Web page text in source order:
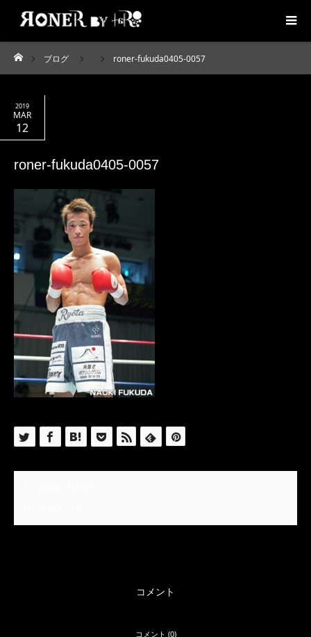
ホーム
ブログ roner-fukuda0405-0057
2019
MAR
12
roner-fukuda0405-0057
コメント
コメント (0)